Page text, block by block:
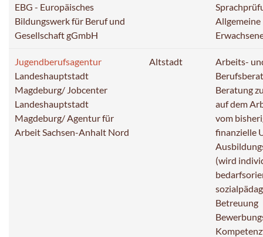
EBG - Europäisches
Bildungswerk für Beruf und
Gesellschaft gGmbH
Jugendberufsagentur
Landeshauptstadt
Magdeburg/ Jobcenter
Landeshauptstadt
Magdeburg/ Agentur für
Arbeit Sachsen-Anhalt Nord
Altstadt
Arbeits-
Beratung
auf dem
vom
finanzielle
(wird
Betreuung